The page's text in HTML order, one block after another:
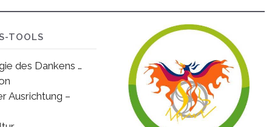
TOOLS
des Dankens …
Ausrichtung –